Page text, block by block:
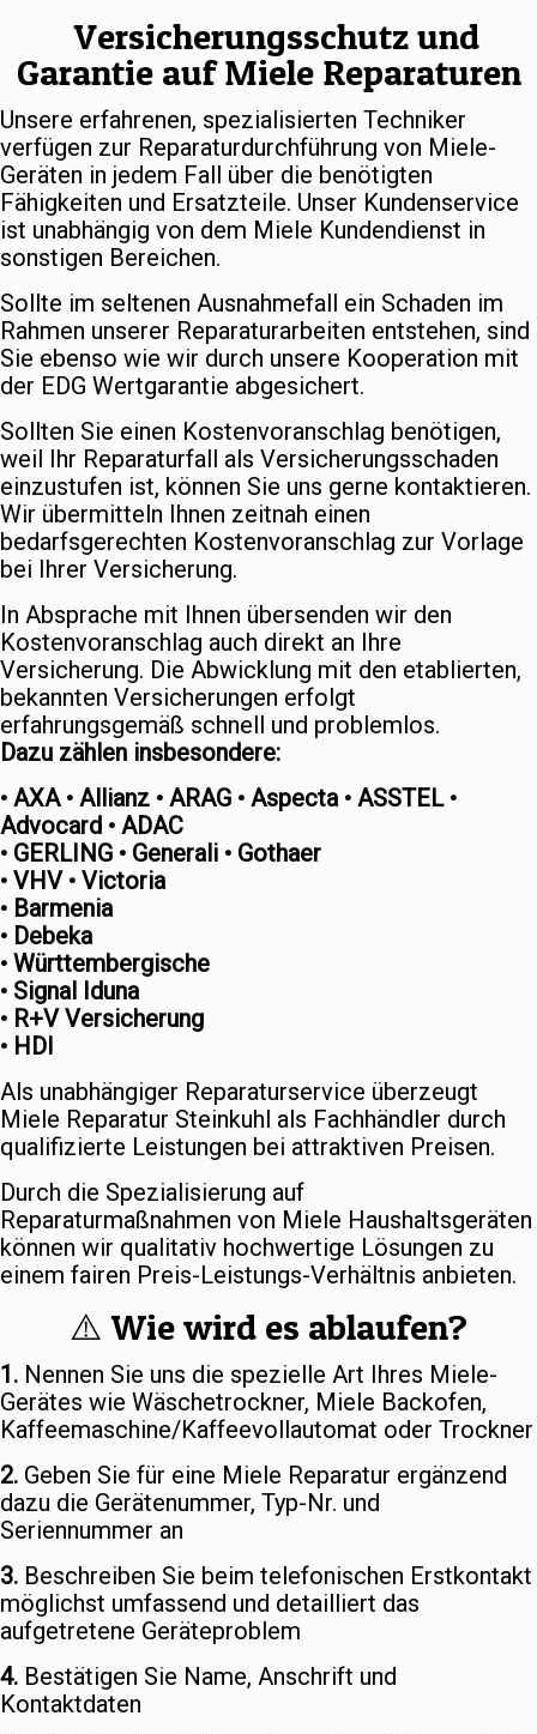
Versicherungsschutz und
Garantie auf Miele Reparaturen
Unsere erfahrenen, spezialisierten Techniker
verfügen zur Reparaturdurchführung von Miele-
Geräten in jedem Fall über die benötigten
Fähigkeiten und Ersatzteile. Unser Kundenservice
ist unabhängig von dem Miele Kundendienst in
sonstigen Bereichen.
Sollte im seltenen Ausnahmefall ein Schaden im
Rahmen unserer Reparaturarbeiten entstehen, sind
Sie ebenso wie wir durch unsere Kooperation mit
der EDG Wertgarantie abgesichert.
Sollten Sie einen Kostenvoranschlag benötigen,
weil Ihr Reparaturfall als Versicherungsschaden
einzustufen ist, können Sie uns gerne kontaktieren.
Wir übermitteln Ihnen zeitnah einen
bedarfsgerechten Kostenvoranschlag zur Vorlage
bei Ihrer Versicherung.
In Absprache mit Ihnen übersenden wir den
Kostenvoranschlag auch direkt an Ihre
Versicherung. Die Abwicklung mit den etablierten,
bekannten Versicherungen erfolgt
erfahrungsgemäß schnell und problemlos.
Dazu zählen insbesondere:
• AXA • Allianz • ARAG • Aspecta • ASSTEL •
Advocard • ADAC
• GERLING • Generali • Gothaer
• VHV • Victoria
• Barmenia
• Debeka
• Württembergische
• Signal Iduna
• R+V Versicherung
• HDI
Als unabhängiger Reparaturservice überzeugt
Miele Reparatur Steinkuhl als Fachhändler durch
qualifizierte Leistungen bei attraktiven Preisen.
Durch die Spezialisierung auf
Reparaturmaßnahmen von Miele Haushaltsgeräten
können wir qualitativ hochwertige Lösungen zu
einem fairen Preis-Leistungs-Verhältnis anbieten.
⚠️ Wie wird es ablaufen?
1. Nennen Sie uns die spezielle Art Ihres Miele-
Gerätes wie Wäschetrockner, Miele Backofen,
Kaffeemaschine/Kaffeevollautomat oder Trockner
2. Geben Sie für eine Miele Reparatur ergänzend
dazu die Gerätenummer, Typ-Nr. und
Seriennummer an
3. Beschreiben Sie beim telefonischen Erstkontakt
möglichst umfassend und detailliert das
aufgetretene Geräteproblem
4. Bestätigen Sie Name, Anschrift und
Kontaktdaten